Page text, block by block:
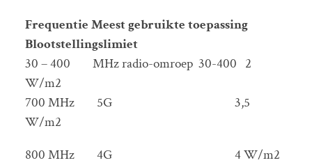
Frequentie Meest gebruikte toepassing
Blootstellingslimiet
30 – 400 MHz radio-omroep 30-400 2
W/m2
700 MHz 5G 3,5
W/m2
800 MHz 4G 4 W/m2